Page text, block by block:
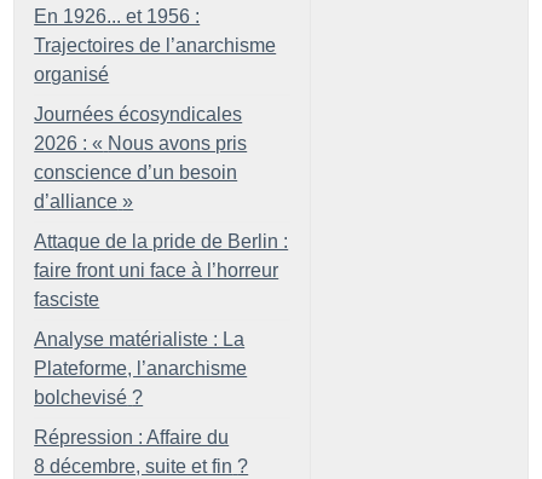
En 1926... et 1956 :
Trajectoires de l’anarchisme
organisé
Journées écosyndicales
2026 : « Nous avons pris
conscience d’un besoin
d’alliance »
Attaque de la pride de Berlin :
faire front uni face à l’horreur
fasciste
Analyse matérialiste : La
Plateforme, l’anarchisme
bolchevisé ?
Répression : Affaire du
8 décembre, suite et fin ?